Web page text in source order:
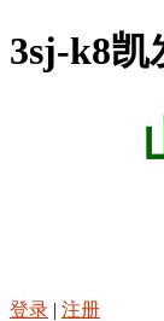
3sj-k8凯
登录 | 注册